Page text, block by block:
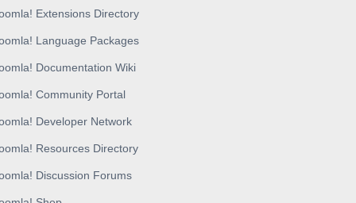
Extensions Directory
Language Packages
Documentation Wiki
Community Portal
Developer Network
Resources Directory
Discussion Forums